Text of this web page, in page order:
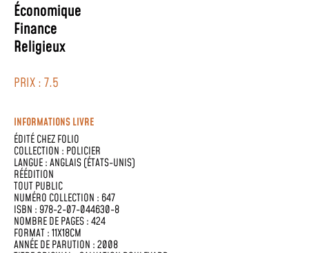
Économique
Finance
Religieux
PRIX : 7.5
INFORMATIONS LIVRE
ÉDITÉ CHEZFOLIO
COLLECTION : POLICIER
LANGUE :ANGLAIS (ÉTATS-UNIS)
RÉÉDITION
TOUT PUBLIC
NUMÉRO COLLECTION : 647
ISBN : 978-2-07-044630-8
NOMBRE DE PAGES : 424
FORMAT : 11X18CM
ANNÉE DE PARUTION : 2008